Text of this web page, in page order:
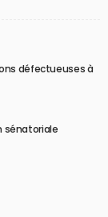
défectueuses à
sénatoriale